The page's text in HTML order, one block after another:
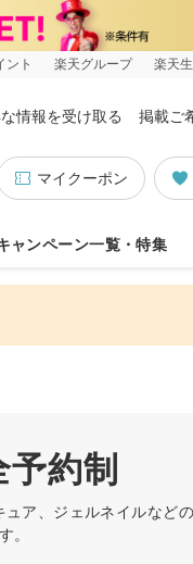
ント 楽天グループ 楽天
情報を受け取る 掲載ご
マイクーポン
ャンペーン一覧・特集
約制
ア、ジェルネイルなど
。